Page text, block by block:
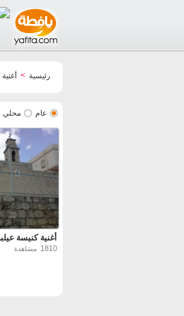
رئيسية >
عام محلي
أغنية كنيسة
1810 مشاهدة